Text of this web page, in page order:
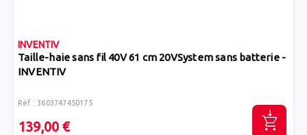
INVENTIV
Taille-haie sans fil 40V 61 cm 20VSystem sans batterie -
INVENTIV
Réf : 3603747450175
139,00 €